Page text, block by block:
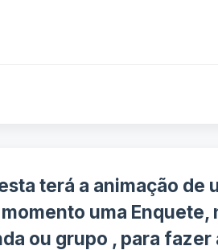
terá a animação de
uma Enquete,
ou grupo , para fazer